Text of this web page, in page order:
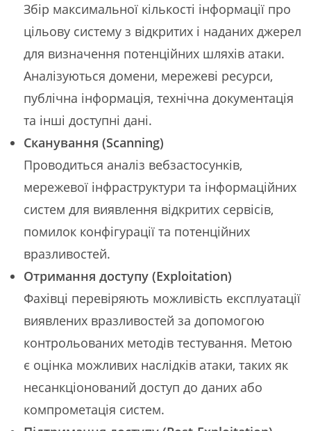
Збір максимальної кількості інформації про
цільову систему з відкритих і наданих джерел
для визначення потенційних шляхів атаки.
Аналізуються домени, мережеві ресурси,
публічна інформація, технічна документація
та інші доступні дані.
Сканування (Scanning)
Проводиться аналіз вебзастосунків,
мережевої інфраструктури та інформаційних
систем для виявлення відкритих сервісів,
помилок конфігурації та потенційних
вразливостей.
Отримання доступу (Exploitation)
Фахівці перевіряють можливість експлуатації
виявлених вразливостей за допомогою
контрольованих методів тестування. Метою
є оцінка можливих наслідків атаки, таких як
несанкціонований доступ до даних або
компрометація систем.